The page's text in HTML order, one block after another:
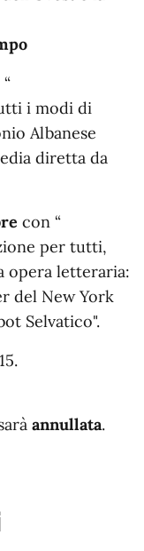
i modi di
Albanese
diretta da
con “
per tutti,
opera letteraria:
del New York
Selvatico".
annullata.